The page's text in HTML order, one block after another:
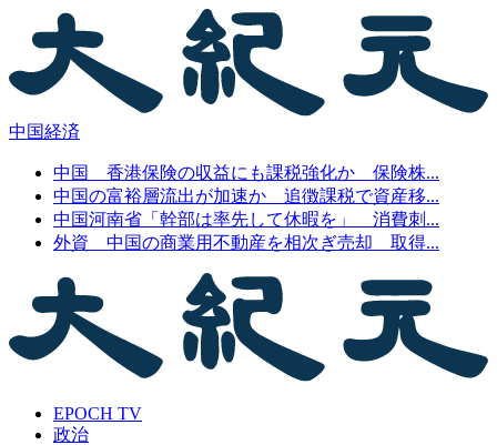
中国経済
中国 香港保険の収益にも課税強化か 保険株...
中国の富裕層流出が加速か 追徴課税で資産移...
中国河南省「幹部は率先して休暇を」 消費刺...
外資 中国の商業用不動産を相次ぎ売却 取得...
EPOCH TV
政治